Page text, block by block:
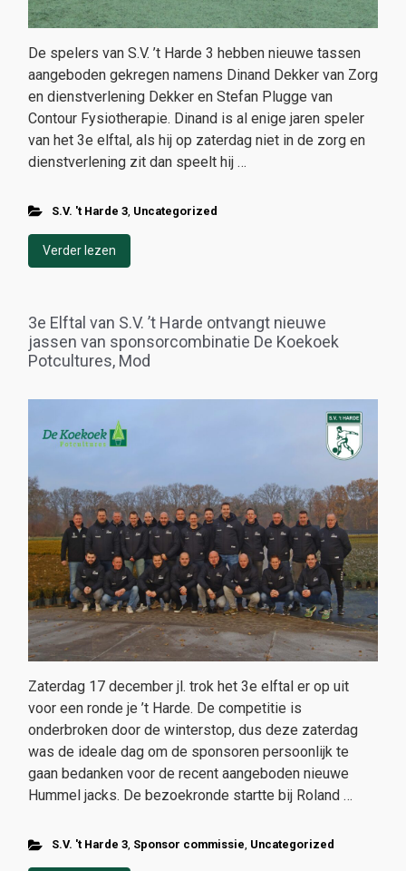
De spelers van S.V. ’t Harde 3 hebben nieuwe tassen
aangeboden gekregen namens Dinand Dekker van Zorg
en dienstverlening Dekker en Stefan Plugge van
Contour Fysiotherapie. Dinand is al enige jaren speler
van het 3e elftal, als hij op zaterdag niet in de zorg en
dienstverlening zit dan speelt hij …
S.V. 't Harde 3, Uncategorized
Verder lezen
3e Elftal van S.V. ’t Harde ontvangt nieuwe
jassen van sponsorcombinatie De Koekoek
Potcultures, Mod
Zaterdag 17 december jl. trok het 3e elftal er op uit
voor een ronde je ’t Harde. De competitie is
onderbroken door de winterstop, dus deze zaterdag
was de ideale dag om de sponsoren persoonlijk te
gaan bedanken voor de recent aangeboden nieuwe
Hummel jacks. De bezoekronde startte bij Roland …
S.V. 't Harde 3, Sponsor commissie, Uncategorized